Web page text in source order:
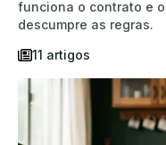
funciona o contrato e
descumpre as regras.
11 artigos